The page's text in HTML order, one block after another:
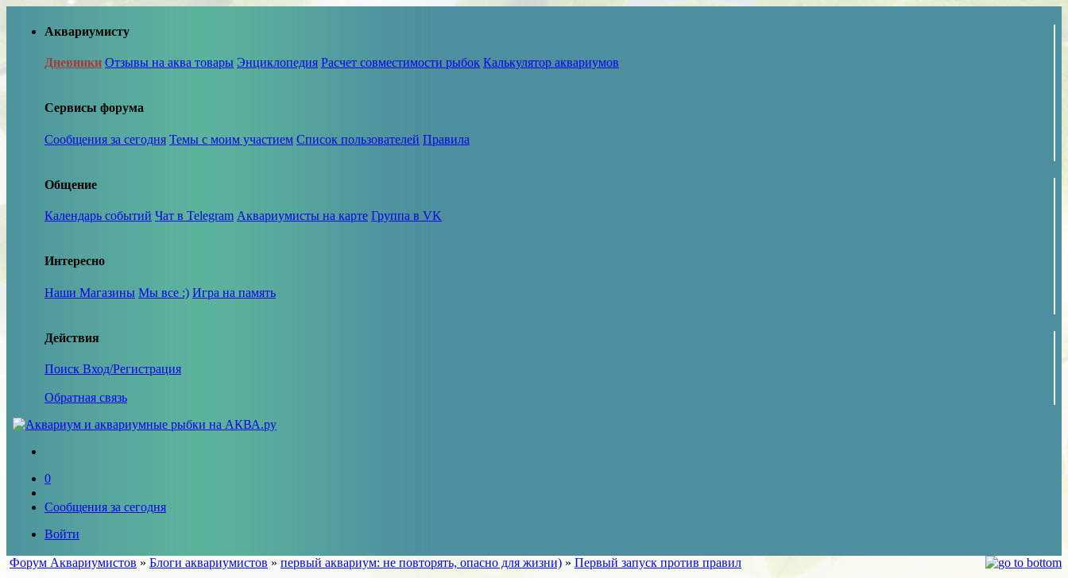
Аквариумисту
Дневники Отзывы на аква товары Энциклопедия Расчет совместимости рыбок Калькулятор аквариумов
Сервисы форума
Сообщения за сегодня Темы с моим участием Список пользователей Правила
Общение
Календарь событий Чат в Telegram Аквариумисты на карте Группа в VK
Интересно
Наши Магазины Мы все :) Игра на память
Действия
Поиск Вход/Регистрация
Обратная связь
0
Сообщения за сегодня
Войти
Форум Аквариумистов » Блоги аквариумистов » первый аквариум: не повторять, опасно для жизни) » Первый запуск против правил